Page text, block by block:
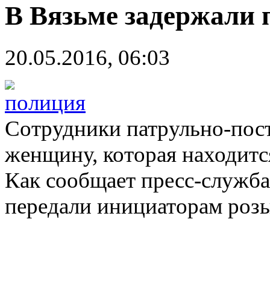
В Вязьме задержали
20.05.2016, 06:03
Сотрудники патрульно-
женщину, которая
Как сообщает пресс-
передали инициаторам